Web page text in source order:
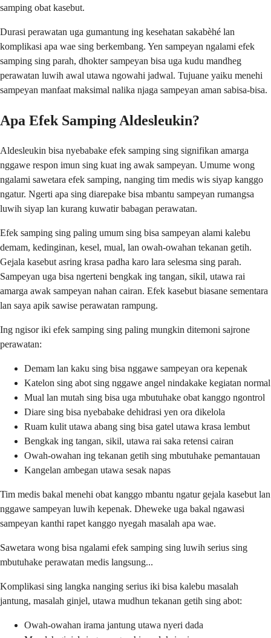
samping obat kasebut.
Durasi perawatan uga gumantung ing kesehatan sakabèhé lan
komplikasi apa wae sing berkembang. Yen sampeyan ngalami efek
samping sing parah, dhokter sampeyan bisa uga kudu mandheg
perawatan luwih awal utawa ngowahi jadwal. Tujuane yaiku menehi
sampeyan manfaat maksimal nalika njaga sampeyan aman sabisa-bisa.
Apa Efek Samping Aldesleukin?
Aldesleukin bisa nyebabake efek samping sing signifikan amarga
nggawe respon imun sing kuat ing awak sampeyan. Umume wong
ngalami sawetara efek samping, nanging tim medis wis siyap kanggo
ngatur. Ngerti apa sing diarepake bisa mbantu sampeyan rumangsa
luwih siyap lan kurang kuwatir babagan perawatan.
Efek samping sing paling umum sing bisa sampeyan alami kalebu
demam, kedinginan, kesel, mual, lan owah-owahan tekanan getih.
Gejala kasebut asring krasa padha karo lara selesma sing parah.
Sampeyan uga bisa ngerteni bengkak ing tangan, sikil, utawa rai
amarga awak sampeyan nahan cairan. Efek kasebut biasane sementara
lan saya apik sawise perawatan rampung.
Ing ngisor iki efek samping sing paling mungkin ditemoni sajrone
perawatan:
Demam lan kaku sing bisa nggawe sampeyan ora kepenak
Katelon sing abot sing nggawe angel nindakake kegiatan normal
Mual lan mutah sing bisa uga mbutuhake obat kanggo ngontrol
Diare sing bisa nyebabake dehidrasi yen ora dikelola
Ruam kulit utawa abang sing bisa gatel utawa krasa lembut
Bengkak ing tangan, sikil, utawa rai saka retensi cairan
Owah-owahan ing tekanan getih sing mbutuhake pemantauan
Kangelan ambegan utawa sesak napas
Tim medis bakal menehi obat kanggo mbantu ngatur gejala kasebut lan
nggawe sampeyan luwih kepenak. Dheweke uga bakal ngawasi
sampeyan kanthi rapet kanggo nyegah masalah apa wae.
Sawetara wong bisa ngalami efek samping sing luwih serius sing
mbutuhake perawatan medis langsung...
Komplikasi sing langka nanging serius iki bisa kalebu masalah
jantung, masalah ginjel, utawa mudhun tekanan getih sing abot:
Owah-owahan irama jantung utawa nyeri dada